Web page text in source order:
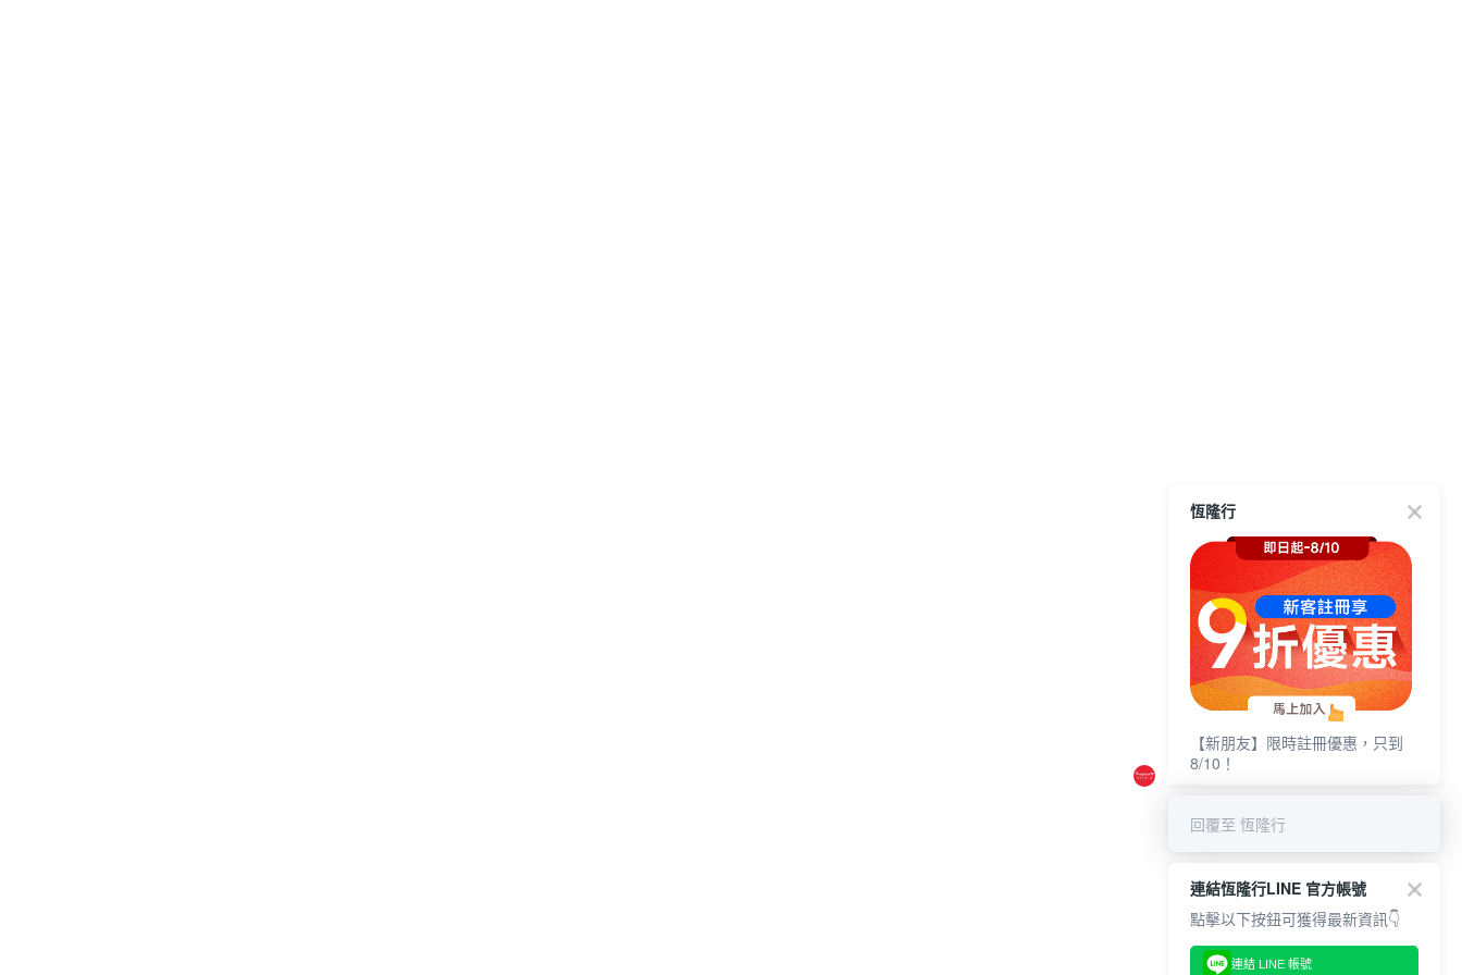
恆隆行
【新朋友】限時註冊優惠，只到
8/10！
回覆至 恆隆行
連結恆隆行LINE 官方帳號
點擊以下按鈕可獲得最新資訊👇
連結 LINE 帳號